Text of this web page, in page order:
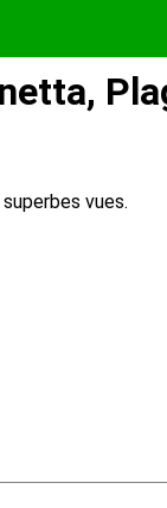
vues.